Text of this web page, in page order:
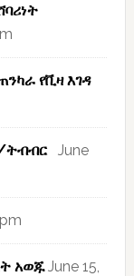
የቪዛ እገዳ
ትብብር June
አወጁ June 15,